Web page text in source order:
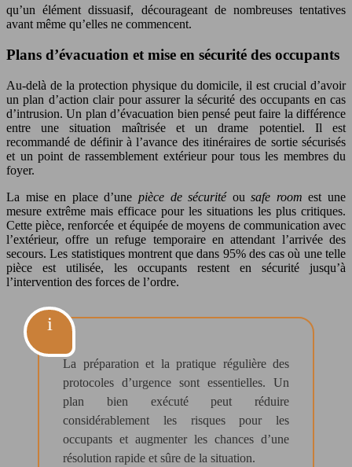
qu’un élément dissuasif, décourageant de nombreuses tentatives
avant même qu’elles ne commencent.
Plans d’évacuation et mise en sécurité des occupants
Au-delà de la protection physique du domicile, il est crucial d’avoir
un plan d’action clair pour assurer la sécurité des occupants en cas
d’intrusion. Un plan d’évacuation bien pensé peut faire la différence
entre une situation maîtrisée et un drame potentiel. Il est
recommandé de définir à l’avance des itinéraires de sortie sécurisés
et un point de rassemblement extérieur pour tous les membres du
foyer.
La mise en place d’une pièce de sécuritéousafe room est une
mesure extrême mais efficace pour les situations les plus critiques.
Cette pièce, renforcée et équipée de moyens de communication avec
l’extérieur, offre un refuge temporaire en attendant l’arrivée des
secours. Les statistiques montrent que dans 95% des cas où une telle
pièce est utilisée, les occupants restent en sécurité jusqu’à
l’intervention des forces de l’ordre.
La préparation et la pratique régulière des
protocoles d’urgence sont essentielles. Un
plan bien exécuté peut réduire
considérablement les risques pour les
occupants et augmenter les chances d’une
résolution rapide et sûre de la situation.